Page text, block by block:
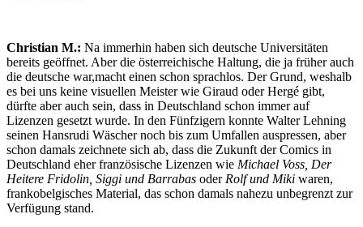
Christian M.: Na immerhin haben sich deutsche Universitäten
bereits geöffnet. Aber die österreichische Haltung, die ja früher auch
die deutsche war,macht einen schon sprachlos. Der Grund, weshalb
es bei uns keine visuellen Meister wie Giraud oder Hergé gibt,
dürfte aber auch sein, dass in Deutschland schon immer auf
Lizenzen gesetzt wurde. In den Fünfzigern konnte Walter Lehning
seinen Hansrudi Wäscher noch bis zum Umfallen auspressen, aber
schon damals zeichnete sich ab, dass die Zukunft der Comics in
Deutschland eher französische Lizenzen wie Michael Voss, Der
Heitere Fridolin, Siggi und Barrabas oder Rolf und Miki waren,
frankobelgisches Material, das schon damals nahezu unbegrenzt zur
Verfügung stand.